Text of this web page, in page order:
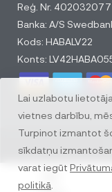
Lai uzlabotu
vietnes darbību,
Turpinot izmantot
sīkdatņu
varat iegūt
politikā
Reģ. Nr.
Banka: A/S
Kods: HABALV22
Konts: